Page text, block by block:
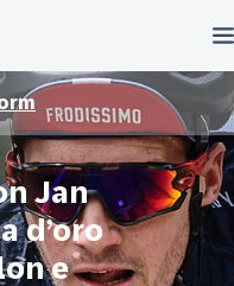
Jan
d’oro
e